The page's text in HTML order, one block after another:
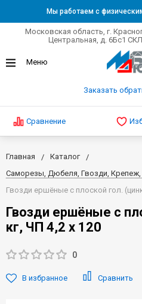
Мы работаем с
Московская область, г.
Центральная, д. 6Бс1
Заказать
Сравнение
Главная
Каталог
Саморезы, Дюбеля, Гвозди, Крепеж,
Гвозди ершёные с плоской гол.
Гвозди ершёные с
кг, ЧП 4,2 х 120
0
В избранное Сравнить